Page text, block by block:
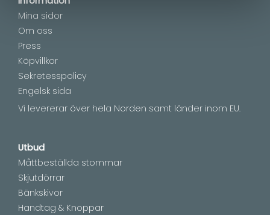
Mina sidor
Om oss
Press
Köpvillkor
Sekretesspolicy
Engelsk sida
Vi levererar över hela Norden samt länder inom EU.
Utbud
Måttbeställda stommar
Skjutdörrar
Bänkskivor
Handtag & Knoppar